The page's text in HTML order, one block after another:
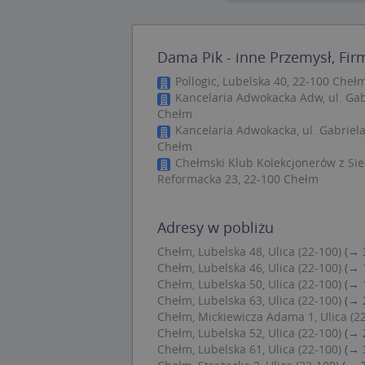
Dama Pik - inne Przemysł,
Pollogic, Lubelska 40, 22-100
Kancelaria Adwokacka Adw, ul.
Chełm
Kancelaria Adwokacka, ul.
Chełm
Chełmski Klub Kolekcjonerów z
Reformacka 23, 22-100 Chełm
Adresy w pobliżu
Chełm, Lubelska 48, Ulica (22-100) (→
Chełm, Lubelska 46, Ulica (22-100) (→
Chełm, Lubelska 50, Ulica (22-100) (→
Chełm, Lubelska 63, Ulica (22-100) (→
Chełm, Mickiewicza Adama 1, Ulica
Chełm, Lubelska 52, Ulica (22-100) (→
Chełm, Lubelska 61, Ulica (22-100) (→
Niezbędne pliki
Nazwa
APPSESSID
Nazwa
_ga_DEEKR6C5LV
Nazwa
MUID
Nazwa